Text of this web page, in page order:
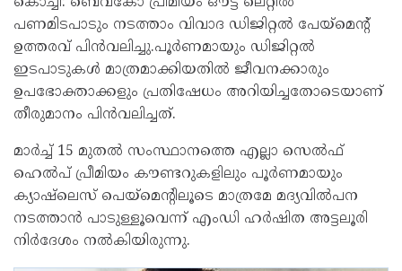
പണമിടപാടും നടത്താം വിവാദ ഡിജിറ്റൽ പേയ്മെൻ്റ്
ഉത്തരവ് പിൻവലിച്ചു.പൂർണമായും ഡിജിറ്റൽ
ഇടപാടുകൾ മാത്രമാക്കിയതിൽ ജീവനക്കാരും
ഉപഭോക്താക്കളും പ്രതിഷേധം അറിയിച്ചതോടെയാണ്
തീരുമാനം പിൻവലിച്ചത്.
മാര്‍ച്ച് 15 മുതല്‍ സംസ്ഥാനത്തെ എല്ലാ സെല്‍ഫ്
ഹെല്‍പ് പ്രീമിയം കൗണ്ടറുകളിലും പൂര്‍ണമായും
ക്യാഷ്ലെസ് പെയ്മെന്റിലൂടെ മാത്രമേ മദ്യവില്‍പന
നടത്താന്‍ പാടുള്ളൂവെന്ന് എംഡി ഹര്‍ഷിത അട്ടലൂരി
നിര്‍ദേശം നല്‍കിയിരുന്നു.